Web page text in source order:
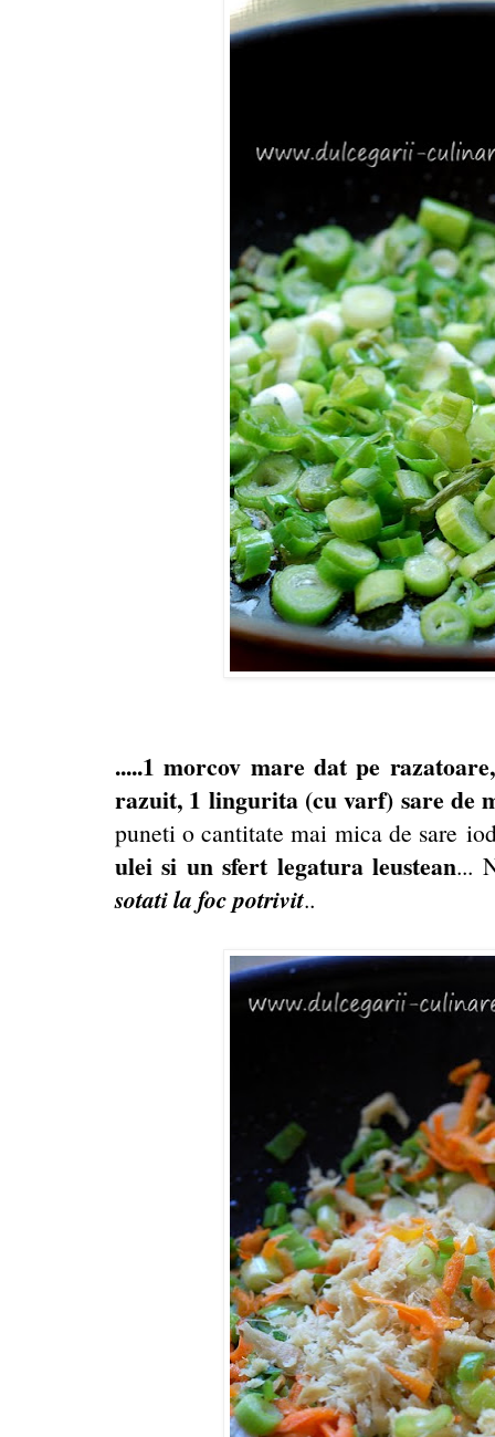
.....1 morcov mare dat pe
razuit, 1 lingurita (cu varf) sare de
puneti o cantitate mai mica de sare
ulei si un sfert legatura leustean...
sotati la foc potrivit..